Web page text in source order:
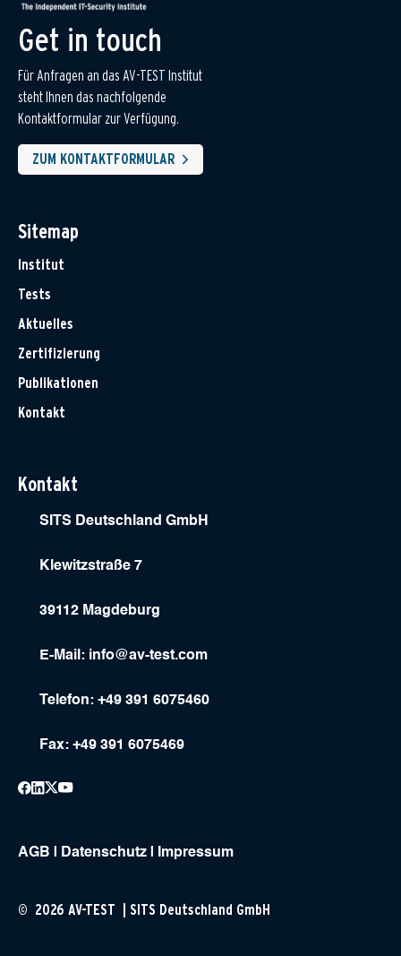
Get in touch
Für Anfragen an das AV-TEST Institut
steht Ihnen das nachfolgende
Kontaktformular zur Verfügung.
ZUM KONTAKTFORMULAR
Sitemap
Institut
Tests
Aktuelles
Zertifizierung
Publikationen
Kontakt
Kontakt
SITS Deutschland GmbH
Klewitzstraße 7
39112 Magdeburg
E-Mail: info@av-test.com
Telefon: +49 391 6075460
Fax: +49 391 6075469
AGB Datenschutz Impressum
© 2026 AV-TEST | SITS Deutschland GmbH